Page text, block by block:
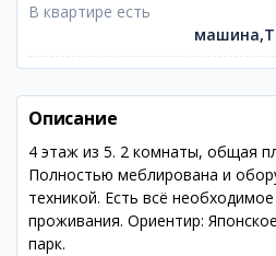
В квартире есть
Описание
4 этаж из 5. 2 комнаты, общая
Полностью меблирована и
техникой. Есть всё
проживания. Ориентир:
парк.